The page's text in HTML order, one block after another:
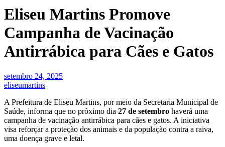
Eliseu Martins Promove
Campanha de Vacinação
Antirrábica para Cães e Gatos
setembro 24, 2025
eliseumartins
A Prefeitura de Eliseu Martins, por meio da Secretaria Municipal de
Saúde, informa que no próximo dia 27 de setembro haverá uma
campanha de vacinação antirrábica para cães e gatos. A iniciativa
visa reforçar a proteção dos animais e da população contra a raiva,
uma doença grave e letal.